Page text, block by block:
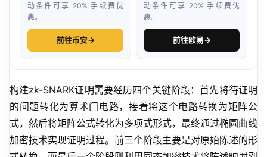
动条件可享 20% 手续费优
惠。
前往币安→
动条件可享 20% 手续费优
惠。
前往欧易→
构建zk-SNARK证明需要经历四个关键阶段：首先将待证明
的问题转化为算术门电路，接着将这个电路转换为矩阵公
式，然后将矩阵公式转化为多项式形式，最终通过椭圆曲线
加密技术实现证明过程。前三个阶段主要是对原始陈述的形